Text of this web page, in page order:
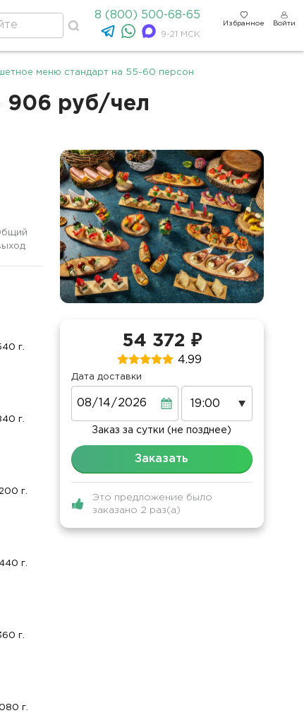
8 (800) 500-68-65
9-21 МСК
Избранное Войти
меню стандарт на 55-60 персон
906 руб/чел
г.
г.
г.
г.
г.
г.
54 372 ₽
4.99
Дата доставки
Заказ за сутки (не позднее)
Заказать
Это предложение было
заказано 2 раз(а)